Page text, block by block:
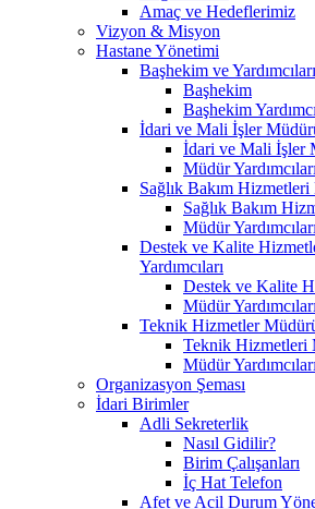
Amaç ve Hedeflerimiz
Vizyon & Misyon
Hastane Yönetimi
Başhekim ve Yardımcıları
Başhekim
Başhekim
İdari ve Mali İşler
İdari ve Mali İşler
Müdür Yardımcıları
Sağlık Bakım Hizmetleri
Sağlık Bakım
Müdür Yardımcıları
Destek ve Kalite
Yardımcıları
Destek ve Kalite
Müdür Yardımcıları
Teknik Hizmetler Müdürü
Teknik Hizmetleri
Müdür Yardımcıları
Organizasyon Şeması
İdari Birimler
Adli Sekreterlik
Nasıl Gidilir?
Birim Çalışanları
İç Hat Telefon
Afet ve Acil Durum